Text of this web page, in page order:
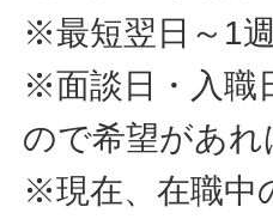
※最短翌日～1
※面談日・入職
ので希望があ
※現在、在職中